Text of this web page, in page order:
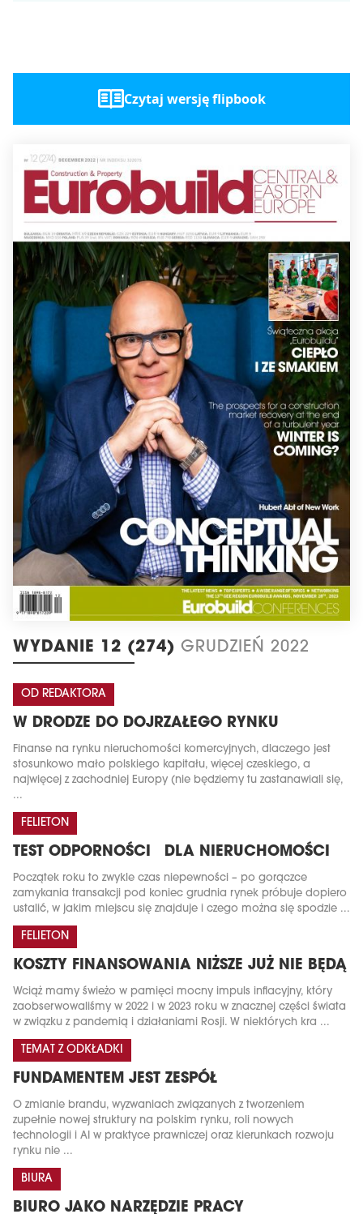
Czytaj wersję flipbook
WYDANIE 12 (274) GRUDZIEŃ 2022
OD REDAKTORA
W DRODZE DO DOJRZAŁEGO RYNKU
Finanse na rynku nieruchomości komercyjnych, dlaczego jest
stosunkowo mało polskiego kapitału, więcej czeskiego, a
najwięcej z zachodniej Europy (nie będziemy tu zastanawiali się,
...
FELIETON
TEST ODPORNOŚCI DLA NIERUCHOMOŚCI
Początek roku to zwykle czas niepewności – po gorączce
zamykania transakcji pod koniec grudnia rynek próbuje dopiero
ustalić, w jakim miejscu się znajduje i czego można się spodzie ...
FELIETON
KOSZTY FINANSOWANIA NIŻSZE JUŻ NIE BĘDĄ
Wciąż mamy świeżo w pamięci mocny impuls inflacyjny, który
zaobserwowaliśmy w 2022 i w 2023 roku w znacznej części świata
w związku z pandemią i działaniami Rosji. W niektórych kra ...
TEMAT Z ODKŁADKI
FUNDAMENTEM JEST ZESPÓŁ
O zmianie brandu, wyzwaniach związanych z tworzeniem
zupełnie nowej struktury na polskim rynku, roli nowych
technologii i AI w praktyce prawniczej oraz kierunkach rozwoju
rynku nie ...
BIURA
BIURO JAKO NARZĘDZIE PRACY